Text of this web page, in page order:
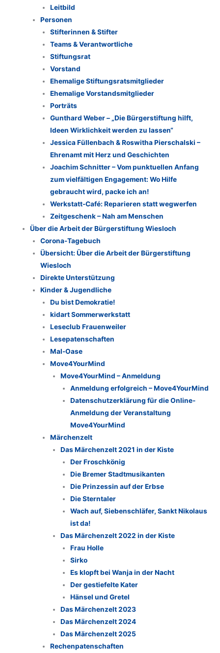
Leitbild
Personen
Stifterinnen & Stifter
Teams & Verantwortliche
Stiftungsrat
Vorstand
Ehemalige Stiftungsratsmitglieder
Ehemalige Vorstandsmitglieder
Porträts
Gunthard Weber – „Die Bürgerstiftung hilft,
Ideen Wirklichkeit werden zu lassen“
Jessica Füllenbach & Roswitha Pierschalski –
Ehrenamt mit Herz und Geschichten
Joachim Schnitter – Vom punktuellen Anfang
zum vielfältigen Engagement: Wo Hilfe
gebraucht wird, packe ich an!
Werkstatt-Café: Reparieren statt wegwerfen
Zeitgeschenk – Nah am Menschen
Über die Arbeit der Bürgerstiftung Wiesloch
Corona-Tagebuch
Übersicht: Über die Arbeit der Bürgerstiftung
Wiesloch
Direkte Unterstützung
Kinder & Jugendliche
Du bist Demokratie!
kidart Sommerwerkstatt
Leseclub Frauenweiler
Lesepatenschaften
Mal-Oase
Move4YourMind
Move4YourMind – Anmeldung
Anmeldung erfolgreich – Move4YourMind
Datenschutzerklärung für die Online-
Anmeldung der Veranstaltung
Move4YourMind
Märchenzelt
Das Märchenzelt 2021 in der Kiste
Der Froschkönig
Die Bremer Stadtmusikanten
Die Prinzessin auf der Erbse
Die Sterntaler
Wach auf, Siebenschläfer, Sankt Nikolaus
ist da!
Das Märchenzelt 2022 in der Kiste
Frau Holle
Sirko
Es klopft bei Wanja in der Nacht
Der gestiefelte Kater
Hänsel und Gretel
Das Märchenzelt 2023
Das Märchenzelt 2024
Das Märchenzelt 2025
Rechenpatenschaften